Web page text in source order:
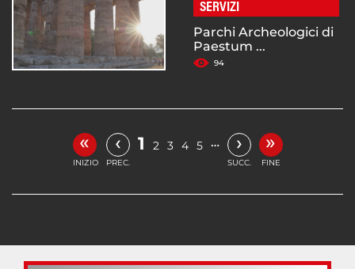
SERVIZI
Parchi Archeologici di
Paestum ...
94
«
INIZIO
‹
PREC.
1 2 3 4 5 … ›
SUCC.
»
FINE